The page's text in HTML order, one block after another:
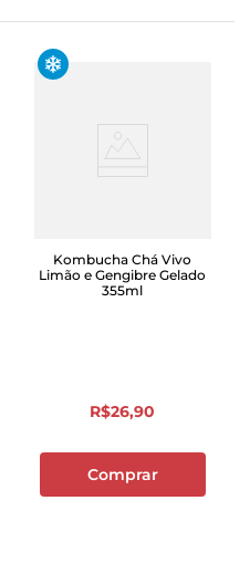
Kombucha Chá Vivo
Limão e Gengibre Gelado
355ml
R$26,90
Comprar